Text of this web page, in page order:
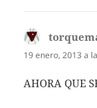
19 enero, 2013 a
AHORA QUE